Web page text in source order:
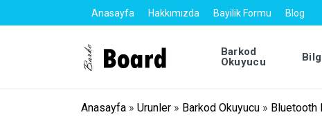
Anasayfa Hakkımızda Bayilik Formu Blog
Barkod
Okuyucu
Anasayfa » Urunler » Barkod Okuyucu » Bluetooth